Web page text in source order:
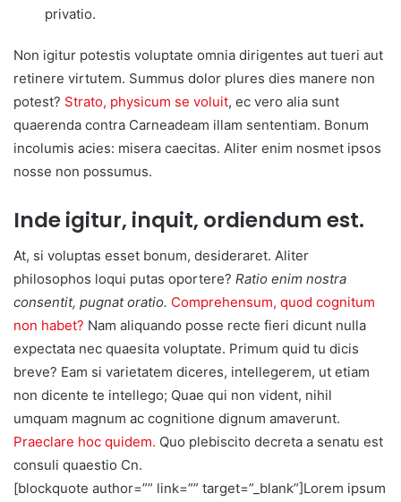
privatio.
Non igitur potestis voluptate omnia dirigentes aut tueri aut
retinere virtutem. Summus dolor plures dies manere non
potest? Strato, physicum se voluit, ec vero alia sunt
quaerenda contra Carneadeam illam sententiam. Bonum
incolumis acies: misera caecitas. Aliter enim nosmet ipsos
nosse non possumus.
Inde igitur, inquit, ordiendum est.
At, si voluptas esset bonum, desideraret. Aliter
philosophos loqui putas oportere? Ratio enim nostra
consentit, pugnat oratio. Comprehensum, quod cognitum
non habet? Nam aliquando posse recte fieri dicunt nulla
expectata nec quaesita voluptate. Primum quid tu dicis
breve? Eam si varietatem diceres, intellegerem, ut etiam
non dicente te intellego; Quae qui non vident, nihil
umquam magnum ac cognitione dignum amaverunt.
Praeclare hoc quidem. Quo plebiscito decreta a senatu est
consuli quaestio Cn.
[blockquote author=”” link=”” target=”_blank”]Lorem ipsum